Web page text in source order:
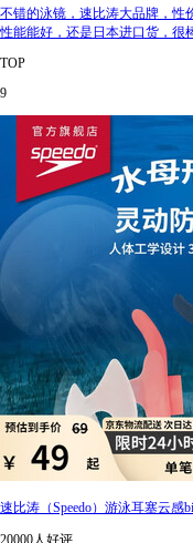
不错的泳镜，速比涛大品牌，性
性能能好，还是日本进口货，很
TOP
9
速比涛（Speedo）游泳耳塞云
20000人好评